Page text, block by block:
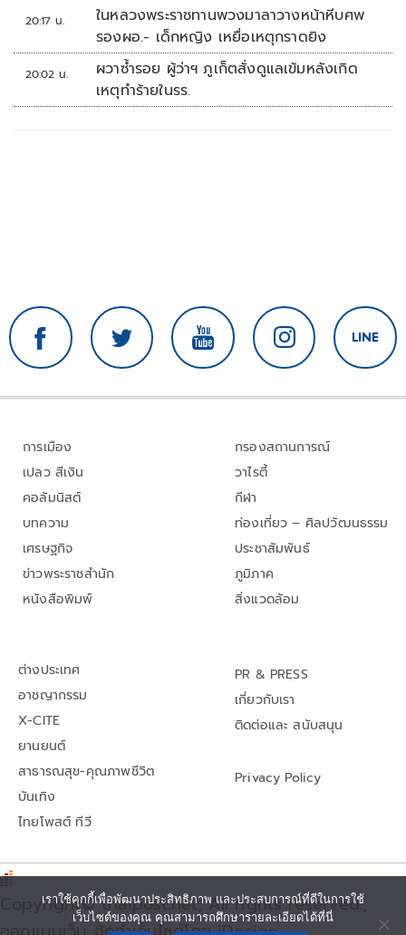
20:17 น.
ในหลวงพระราชทานพวงมาลาวางหน้าหีบศพ
รองผอ.- เด็กหญิง เหยื่อเหตุกราดยิง
20:02 น.
ผวาซ้ำรอย ผู้ว่าฯ ภูเก็ตสั่งดูแลเข้มหลังเกิด
เหตุทำร้ายในรร.
การเมือง
เปลว สีเงิน
คอลัมนิสต์
บทความ
เศรษฐกิจ
ข่าวพระราชสำนัก
หนังสือพิมพ์
กรองสถานการณ์
วาไรตี้
กีฬา
ท่องเที่ยว – ศิลปวัฒนธรรม
ประชาสัมพันธ์
ภูมิภาค
สิ่งแวดล้อม
ต่างประเทศ
อาชญากรรม
X-CITE
ยานยนต์
สาธารณสุข-คุณภาพชีวิต
บันเทิง
ไทยโพสต์ ทีวี
PR & PRESS
เกี่ยวกับเรา
ติดต่อและ สนับสนุน
Privacy Policy
Copyright© thaipost.net, All rights reserved.,
เราใช้คุกกี้เพื่อพัฒนาประสิทธิภาพ และประสบการณ์ที่ดีในการใช้
เว็บไซต์ของคุณ คุณสามารถศึกษารายละเอียดได้ที่นี่